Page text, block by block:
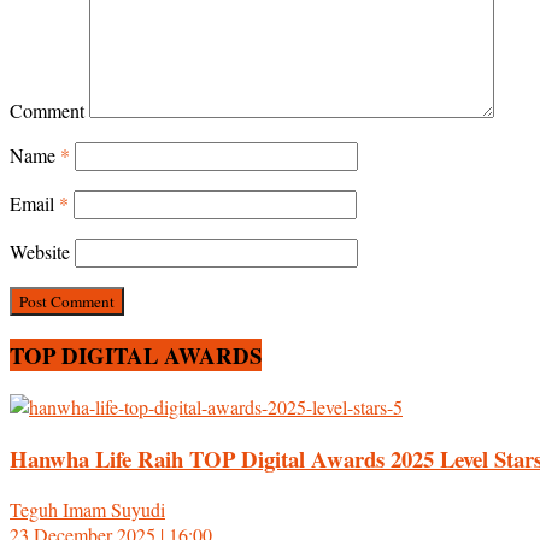
Comment
Name *
Email *
Website
TOP DIGITAL AWARDS
Hanwha Life Raih TOP Digital Awards 2025 Level
Teguh Imam Suyudi